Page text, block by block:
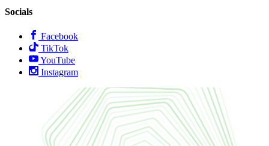
Socials
Facebook
TikTok
YouTube
Instagram